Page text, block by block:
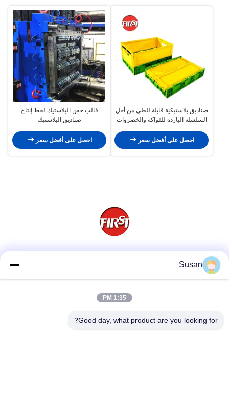
صناديق بلاستيكية قابلة للطي من أجل
السلسلة الباردة للفواكه والخضروات
احصل على أفضل سعر
قالب حقن البلاستيك لخط إنتاج
صناديق البلاستيك
احصل على أفضل سعر
Susan
1:35 PM
Good day, what product are you looking for?